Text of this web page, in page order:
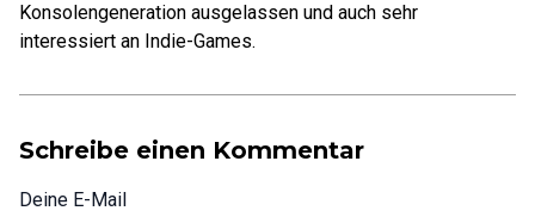
Konsolengeneration ausgelassen und auch sehr
interessiert an Indie-Games.
Schreibe einen Kommentar
Deine E-Mail